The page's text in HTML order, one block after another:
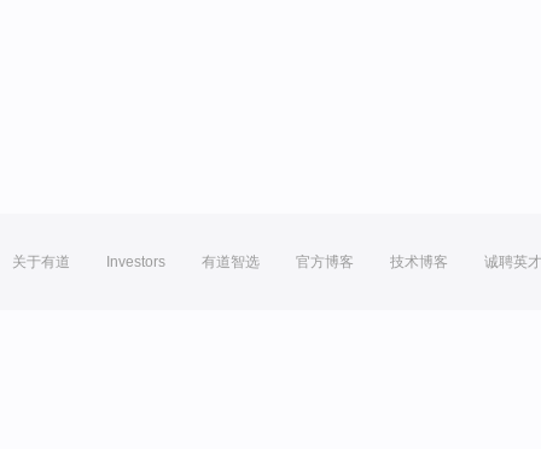
关于有道 Investors 有道智选 官方博客 技术博客 诚聘英才